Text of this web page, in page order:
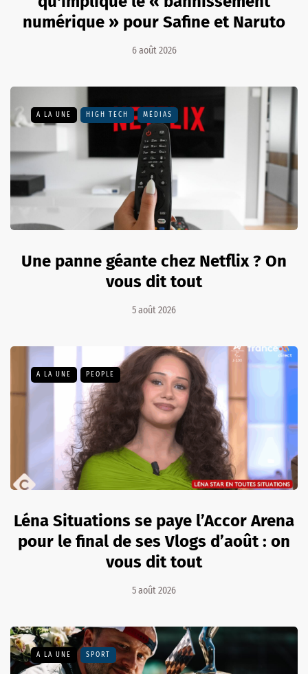
numérique » pour Safine et Naruto
6 août 2026
A LA UNE HIGH TECH MÉDIAS
Une panne géante chez Netflix ? On
vous dit tout
5 août 2026
A LA UNE PEOPLE
Léna Situations se paye l’Accor Arena
pour le final de ses Vlogs d’août : on
vous dit tout
5 août 2026
A LA UNE SPORT